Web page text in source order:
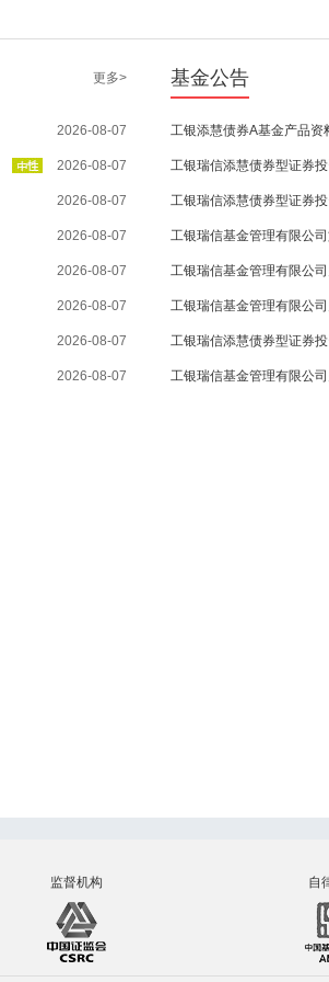
更多>
2026-08-07
2026-08-07
2026-08-07
2026-08-07
2026-08-07
2026-08-07
2026-08-07
2026-08-07
基金公告
工银添慧债券A基金产品资
工银瑞信添慧债券型证券
监督机构 自